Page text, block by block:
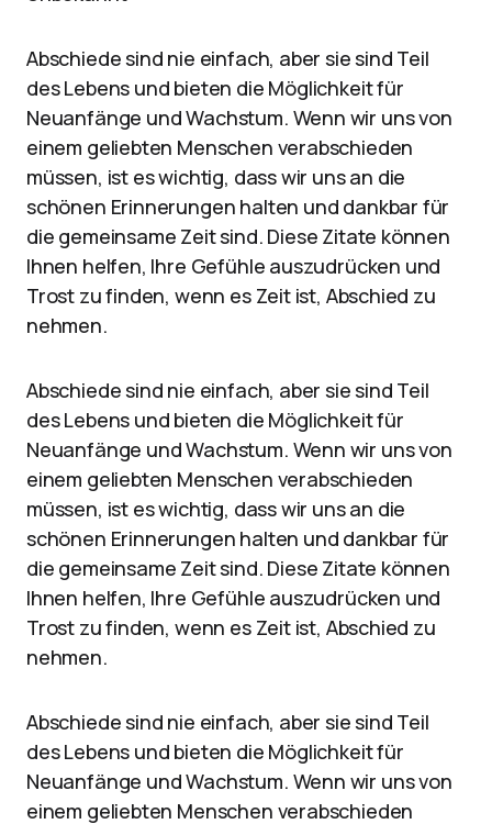
Abschiede sind nie einfach, aber sie sind Teil
des Lebens und bieten die Möglichkeit für
Neuanfänge und Wachstum. Wenn wir uns von
einem geliebten Menschen verabschieden
müssen, ist es wichtig, dass wir uns an die
schönen Erinnerungen halten und dankbar für
die gemeinsame Zeit sind. Diese Zitate können
Ihnen helfen, Ihre Gefühle auszudrücken und
Trost zu finden, wenn es Zeit ist, Abschied zu
nehmen.
Abschiede sind nie einfach, aber sie sind Teil
des Lebens und bieten die Möglichkeit für
Neuanfänge und Wachstum. Wenn wir uns von
einem geliebten Menschen verabschieden
müssen, ist es wichtig, dass wir uns an die
schönen Erinnerungen halten und dankbar für
die gemeinsame Zeit sind. Diese Zitate können
Ihnen helfen, Ihre Gefühle auszudrücken und
Trost zu finden, wenn es Zeit ist, Abschied zu
nehmen.
Abschiede sind nie einfach, aber sie sind Teil
des Lebens und bieten die Möglichkeit für
Neuanfänge und Wachstum. Wenn wir uns von
einem geliebten Menschen verabschieden